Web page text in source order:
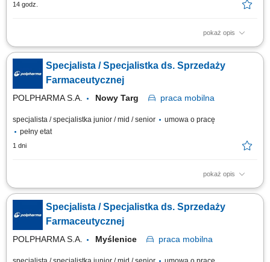
14 godz.
pokaż opis
Aktywne realizowanie wyznaczonych celów handlowych w aptekach
niezależnych oraz lokalnych sieciach farmaceutycznych. Kształtowanie
profesjonalnego i pozytywnego wizerunku marki oraz portfolio
produktowego na podległym terenie. Nawiązywanie oraz długofalowe
rozwijanie partnerskich i biznesowych...
Specjalista / Specjalistka ds. Sprzedaży
Farmaceutycznej
POLPHARMA S.A. Nowy Targ praca mobilna
specjalista / specjalistka junior / mid / senior
umowa o pracę
pełny etat
1 dni
pokaż opis
Zakres obowiązków: Promowanie produktów z portfolio firmy w
środowisku medycznym. Budowanie i utrzymywanie długofalowych relacji
z lekarzami na powierzonym terenie. Reprezentowanie organizacji
podczas spotkań branżowych, konferencji i wydarzeń naukowych.
Realizacja założonych celów...
Specjalista / Specjalistka ds. Sprzedaży
Farmaceutycznej
POLPHARMA S.A. Myślenice praca mobilna